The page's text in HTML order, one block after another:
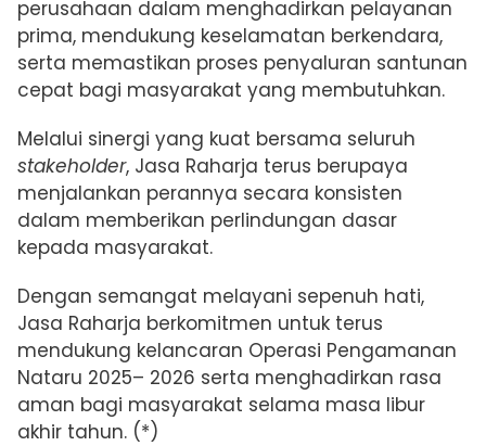
perusahaan dalam menghadirkan pelayanan
prima, mendukung keselamatan berkendara,
serta memastikan proses penyaluran santunan
cepat bagi masyarakat yang membutuhkan.
Melalui sinergi yang kuat bersama seluruh
stakeholder, Jasa Raharja terus berupaya
menjalankan perannya secara konsisten
dalam memberikan perlindungan dasar
kepada masyarakat.
Dengan semangat melayani sepenuh hati,
Jasa Raharja berkomitmen untuk terus
mendukung kelancaran Operasi Pengamanan
Nataru 2025– 2026 serta menghadirkan rasa
aman bagi masyarakat selama masa libur
akhir tahun. (*)